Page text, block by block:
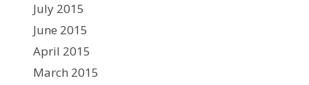
July 2015
June 2015
April 2015
March 2015